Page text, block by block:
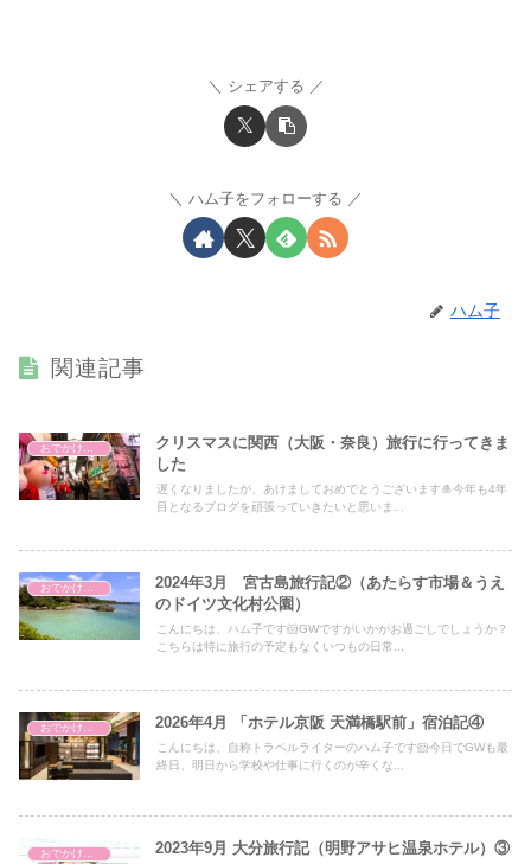
シェアする
ハム子をフォローする
ハム子
関連記事
おでかけ・アウトドア・旅行
クリスマスに関西（大阪・奈良）旅行に行ってきま
した
遅くなりましたが、あけましておめでとうございます🎍今年も4年
目となるブログを頑張っていきたいと思いま...
おでかけ・アウトドア・旅行
2024年3月 宮古島旅行記②（あたらす市場＆うえ
のドイツ文化村公園）
こんにちは、ハム子です🐹GWですがいかがお過ごしでしょうか？
こちらは特に旅行の予定もなくいつもの日常...
おでかけ・アウトドア・旅行 2026年4月 「ホテル京阪 天満橋駅前」宿泊記④
こんにちは、自称トラベルライターのハム子です🐹今日でGWも最
終日、明日から学校や仕事に行くのが辛くな...
2023年9月 大分旅行記（明野アサヒ温泉ホテル）③